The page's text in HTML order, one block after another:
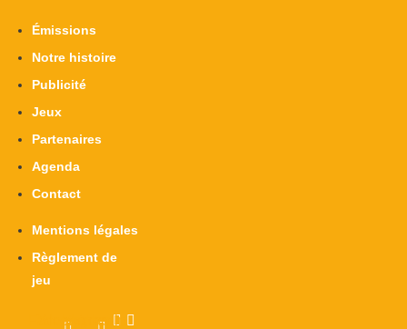
Émissions
Notre histoire
Publicité
Jeux
Partenaires
Agenda
Contact
Mentions légales
Règlement de
jeu
Facebook-
Instagram
Linkedin